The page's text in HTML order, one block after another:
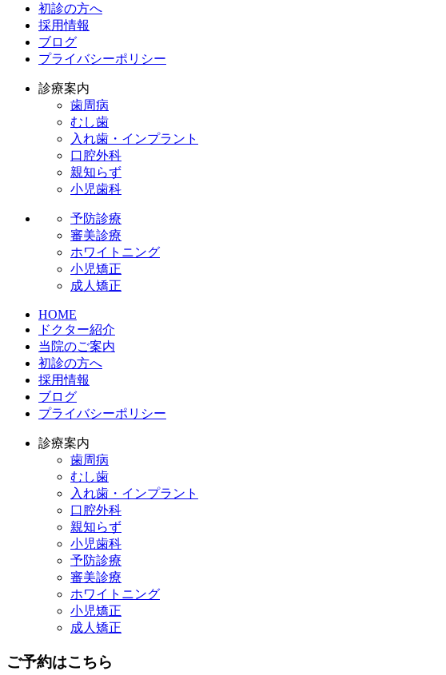
初診の方へ
採用情報
ブログ
プライバシーポリシー
診療案内
歯周病
むし歯
入れ歯・インプラント
口腔外科
親知らず
小児歯科
予防診療
審美診療
ホワイトニング
小児矯正
成人矯正
HOME
ドクター紹介
当院のご案内
初診の方へ
採用情報
ブログ
プライバシーポリシー
診療案内
歯周病
むし歯
入れ歯・インプラント
口腔外科
親知らず
小児歯科
予防診療
審美診療
ホワイトニング
小児矯正
成人矯正
ご予約はこちら